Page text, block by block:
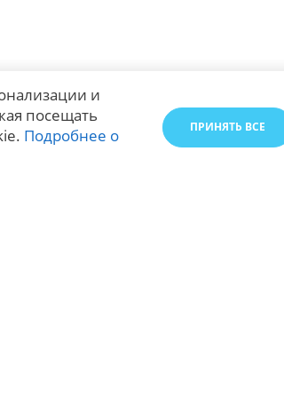
и
посещать
Подробнее о
ПРИНЯТЬ ВСЕ